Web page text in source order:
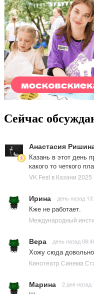
Сейчас
Анастасия
Казань в этот день
какого то четкого
VK Fest в Казани 2025
Ирина день назад
Кже не работает.
Международный
Вера день назад
Хожу сюда довольно
Кинотеатр Синема
Марина 2 дня назад